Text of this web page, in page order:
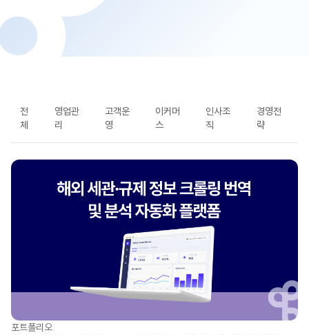
전
체
영업관
리
고객운
영
이커머
스
인사조
직
경영전
략
LATEST
포트폴리오